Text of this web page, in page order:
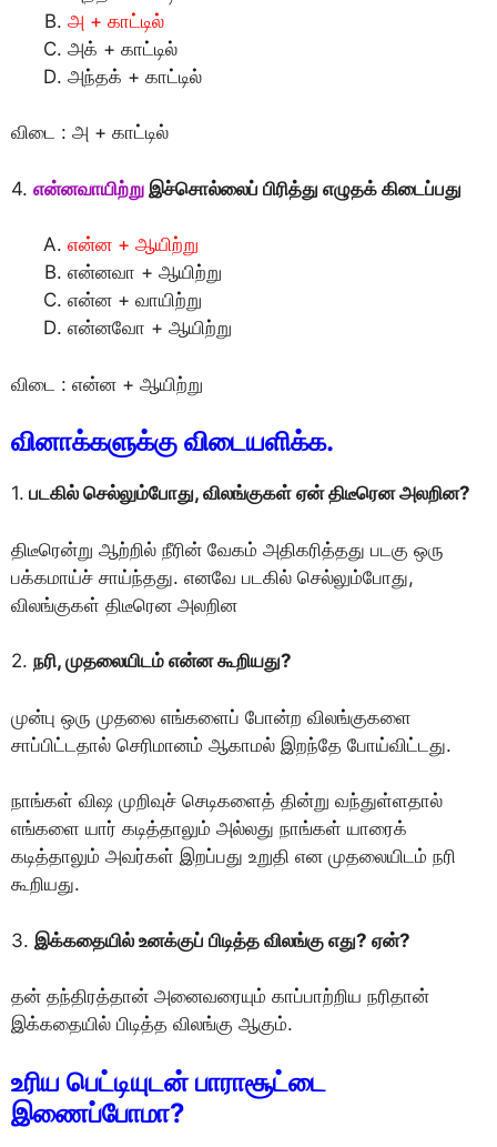
அ + காட்டில்
அக் + காட்டில்
அந்தக் + காட்டில்
விடை : அ + காட்டில்
4. என்னவாயிற்று இச்சொல்லைப் பிரித்து எழுதக் கிடைப்பது
என்ன + ஆயிற்று
என்னவா + ஆயிற்று
என்ன + வாயிற்று
என்னவோ + ஆயிற்று
விடை : என்ன + ஆயிற்று
வினாக்களுக்கு விடையளிக்க.
1. படகில் செல்லும்போது, விலங்குகள் ஏன் திடீரென அலறின?
திடீரென்று ஆற்றில் நீரின் வேகம் அதிகரித்தது படகு ஒரு
பக்கமாய்ச் சாய்ந்தது. எனவே படகில் செல்லும்போது,
விலங்குகள் திடீரென அலறின
2. நரி, முதலையிடம் என்ன கூறியது?
முன்பு ஒரு முதலை எங்களைப் போன்ற விலங்குகளை
சாப்பிட்டதால் செரிமானம் ஆகாமல் இறந்தே போய்விட்டது.
நாங்கள் விஷ முறிவுச் செடிகளைத் தின்று வந்துள்ளதால்
எங்களை யார் கடித்தாலும் அல்லது நாங்கள் யாரைக்
கடித்தாலும் அவர்கள் இறப்பது உறுதி என முதலையிடம் நரி
கூறியது.
3. இக்கதையில் உனக்குப் பிடித்த விலங்கு எது? ஏன்?
தன் தந்திரத்தான் அனைவரையும் காப்பாற்றிய நரிதான்
இக்கதையில் பிடித்த விலங்கு ஆகும்.
உரிய பெட்டியுடன் பாராசூட்டை
இணைப்போமா?